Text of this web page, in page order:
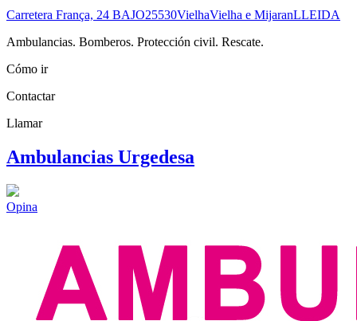
Carretera França, 24 BAJO25530VielhaVielha e MijaranLLEIDA
Ambulancias. Bomberos. Protección civil. Rescate.
Cómo ir
Contactar
Llamar
Ambulancias Urgedesa
Opina